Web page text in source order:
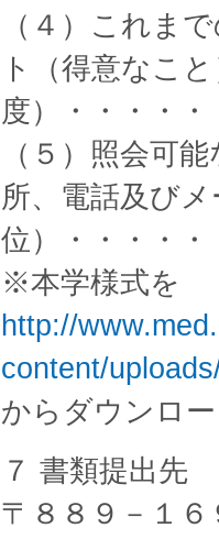
（４）これま
ト（得意なこ
度）・・・・
（５）照会可
所、電話及び
位）・・・・
※本学様式を
http://
content/
からダウンロ
７ 書類提出先
〒８８９－１６